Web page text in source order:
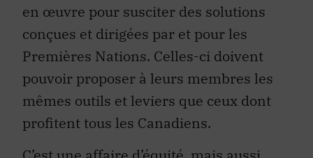
en œuvre pour susciter des solutions
conçues et dirigées par et pour les
Premières Nations. Celles-ci doivent
pouvoir proposer à leurs membres les
mêmes outils et leviers que ceux dont
profitent tous les Canadiens.